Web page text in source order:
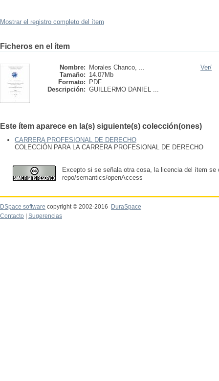
Mostrar el registro completo del ítem
Ficheros en el ítem
Nombre:
Morales Chanco, ...
Tamaño: 14.07Mb
Formato:
PDF
Descripción: GUILLERMO DANIEL ...
Ver/
Este ítem aparece en la(s) siguiente(s) colección(ones)
CARRERA PROFESIONAL DE DERECHO
COLECCIÓN PARA LA CARRERA PROFESIONAL DE DERECHO
Excepto si se señala otra cosa, la licencia del ítem se
repo/semantics/openAccess
DSpace software copyright © 2002-2016
DuraSpace
Contacto
Sugerencias